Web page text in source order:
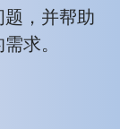
，并帮助
求。